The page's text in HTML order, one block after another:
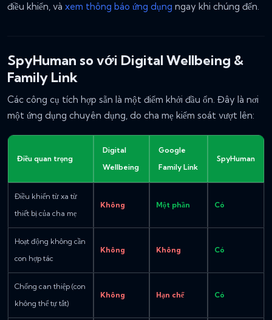
điều khiển, và xem thông báo ứng dụng ngay khi chúng đến.
SpyHuman so với Digital Wellbeing &
Family Link
Các công cụ tích hợp sẵn là một điểm khởi đầu ổn. Đây là nơi
một ứng dụng chuyên dụng, do cha mẹ kiểm soát vượt lên:
Điều quan trọng
Digital
Wellbeing
Google
Family Link
SpyHuman
Điều khiển từ xa từ
thiết bị của cha mẹ
Không Một phần Có
Hoạt động không cần
con hợp tác
Không Không Có
Chống can thiệp (con
không thể tự tắt)
Không Hạn chế Có